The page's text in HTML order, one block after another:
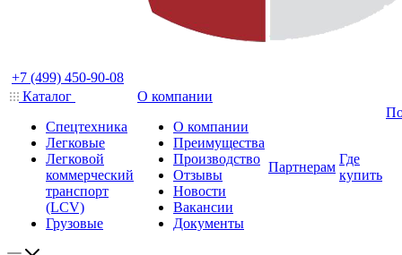
+7 (499) 450-90-08
Каталог
Спецтехника
Легковые
Легковой
коммерческий
транспорт
(LCV)
Грузовые
О компании
О компании
Преимущества
Производство
Отзывы
Новости
Вакансии
Документы
Партнерам
Где
купить